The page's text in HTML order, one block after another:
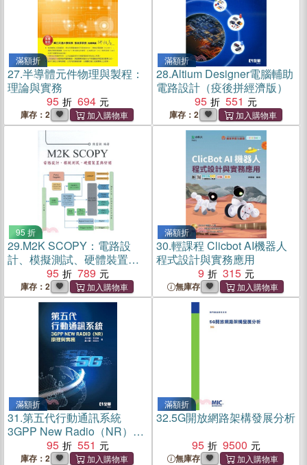
滿額折
27.半導體元件物理與製程：
理論與實務
95
694
庫存：2
滿額折
28.Altium Designer電腦輔助
電路設計（疫後拼經濟版）
95
551
庫存：2
95 折
29.M2K SCOPY：電路設
計、模擬測試、硬體裝置與
95 789
庫存：2
滿額折
30.輕課程 Clicbot AI機器人
程式設計與實務應用
9
315
無庫存
滿額折
31.第五代行動通訊系統
3GPP New Radio（NR）：
原理與實務
95 551
庫存：2
滿額折
32.5G開放網路架構發展分析
95
9500
無庫存